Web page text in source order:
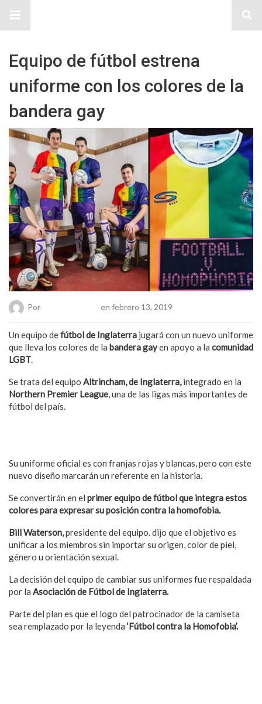
Equipo de fútbol estrena
uniforme con los colores de la
bandera gay
Por en febrero 13, 2019
Un equipo defútbol de Inglaterra jugará con un nuevo uniforme
que lleva los colores de la bandera gayen apoyo a la comunidad
LGBT.
Se trata del equipo Altrincham, de Inglaterra,integrado en la
Northern Premier League, una de las ligas más importantes de
fútbol del país.
Su uniforme oficial es con franjas rojas y blancas, pero con este
nuevo diseño marcarán un referente en la historia.
Se convertirán en el primer equipo de fútbol que integra estos
colores para expresar su posición contra la homofobia.
Bill Waterson,presidente del equipo. dijo que el objetivo es
unificar a los miembros sin importar su origen, color de piel,
género u orientación sexual.
La decisión del equipo de cambiar sus uniformes fue respaldada
por la Asociación de Fútbolde Inglaterra.
Parte del plan es que el logo del patrocinador de la camiseta
sea remplazado por la leyenda ‘Fútbol contra la Homofobia’.